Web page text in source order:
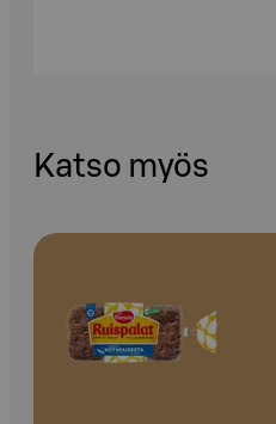
Katso myös